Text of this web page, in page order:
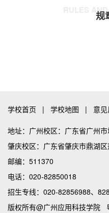
RULES 规
学校首页 | 学校地图 | 意
地址：广州校区：广东省广州
肇庆校区：广东省肇庆市鼎湖区
邮编：511370
电话：020-82850018
招生专线：020-82856988、
版权所有@广州应用科技学院